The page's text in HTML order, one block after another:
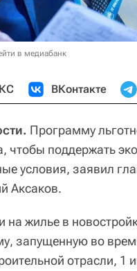
в медиабанк
ВКонтакте
Программу
чтобы поддержать
условия, заявил
Аксаков.
на жилье в
запущенную во
отрасли, 1